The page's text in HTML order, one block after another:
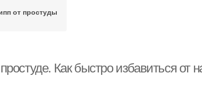
от простуды
Как быстро избавиться от